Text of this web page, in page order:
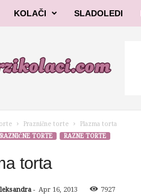
KOLAČI SLADOLEDI
Praznične torte
Plazma torta
TORTE RAZNE TORTE
torta
- Apr 16, 2013 7927